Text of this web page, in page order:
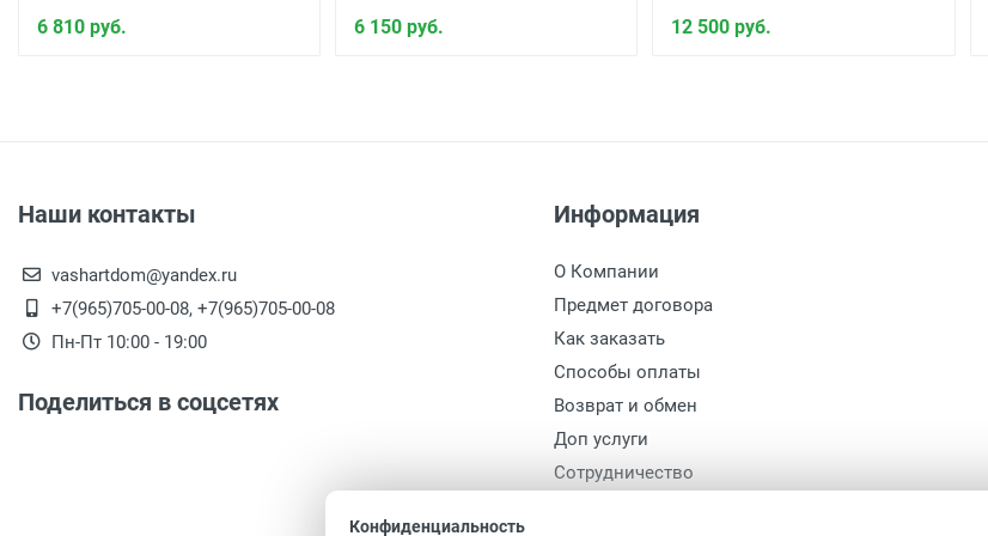
6 810 руб. 6 150 руб. 12 500 руб.
Наши контакты
vashartdom@yandex.ru
+7(965)705-00-08, +7(965)705-00-08
Пн-Пт 10:00 - 19:00
Поделиться в соцсетях
Информация
О Компании
Предмет договора
Как заказать
Способы оплаты
Возврат и обмен
Доп услуги
Сотрудничество
Конфиденциальность